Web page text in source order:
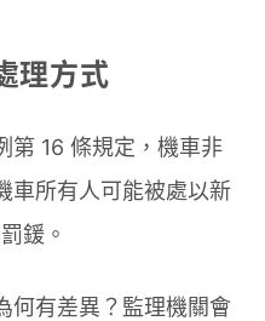
理方式
第 16 條規定，機車非
車所有人可能被處以新
鍰。
何有差異？監理機關會